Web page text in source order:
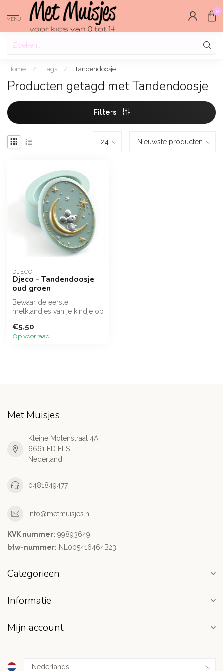
MENU
0
Home / Tags / Tandendoosje
Producten getagd met Tandendoosje
Filters
DJECO
Djeco - Tandendoosje
oud groen
Bewaar de eerste
melktandjes van je kindje op
plek met d...
€5,50
Op voorraad
Met Muisjes
Kleine Molenstraat 4A
6661 ED ELST
Nederland
0481849477
info@metmuisjes.nl
KVK nummer: 99893649
btw-nummer: NL005416464B23
Categorieën
Informatie
Mijn account